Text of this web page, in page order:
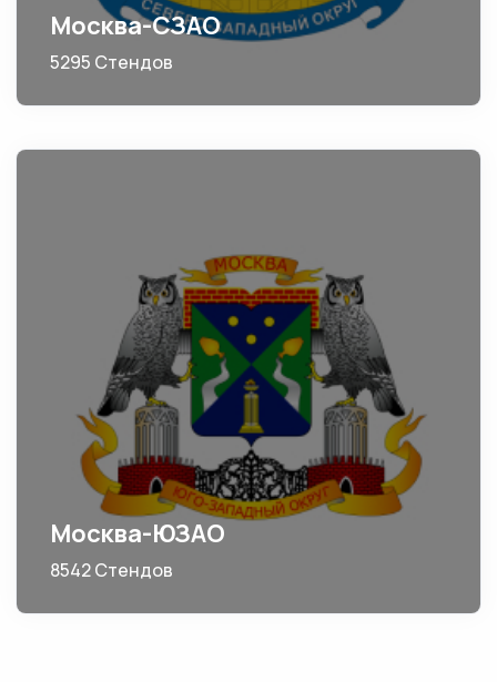
Москва-СЗАО
5295 Стендов
Москва-ЮЗАО
8542 Стендов